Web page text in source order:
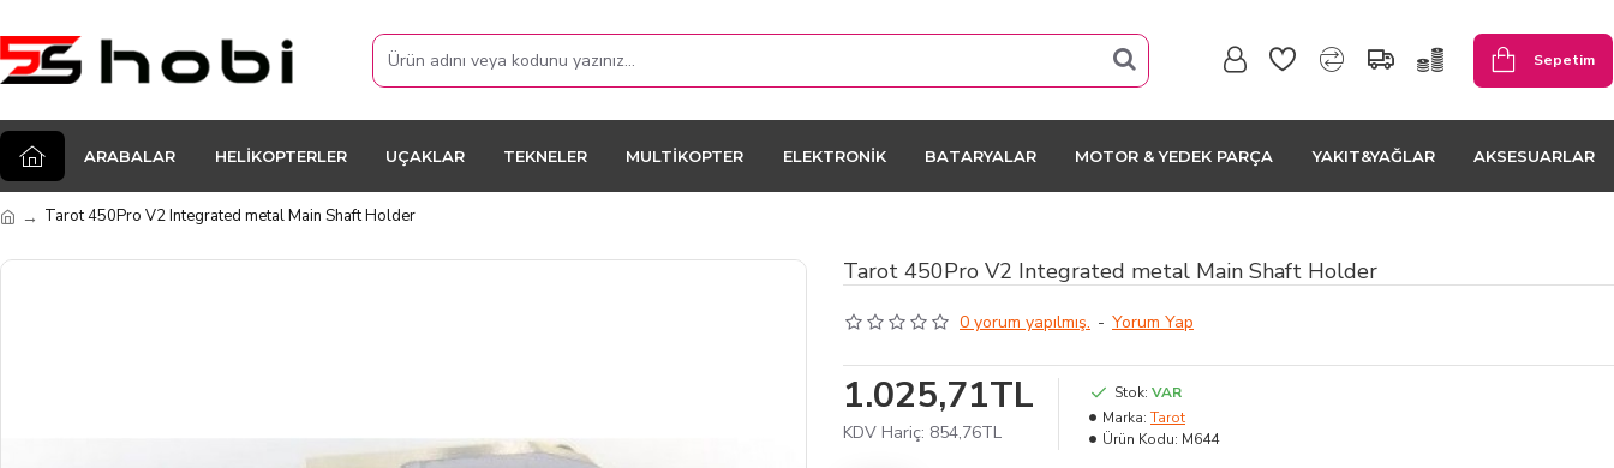
Sepetim
ARABALAR HELIKOPTERLER UÇAKLAR TEKNELER MULTIKOPTER ELEKTRONIK BATARYALAR MOTOR & YEDEK PARÇA YAKIT&YAĞLAR AKSESUARLAR
Tarot 450Pro V2 Integrated metal Main Shaft Holder
Tarot 450Pro V2 Integrated metal Main Shaft Holder
0 yorum yapılmış. - Yorum Yap
1.025,71TL
KDV Hariç: 854,76TL
Stok: VAR
Marka: Tarot
Ürün Kodu: M644